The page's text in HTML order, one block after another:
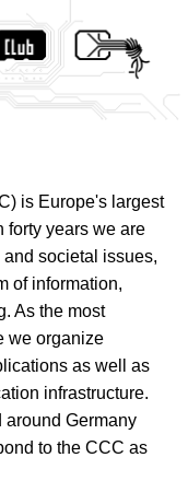
is Europe's largest
forty years we are
societal issues,
of information,
As the most
we organize
as well as
infrastructure.
around Germany
to the CCC as